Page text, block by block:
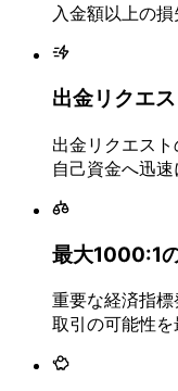
入金額以上の損
出金リクエ
出金リクエスト
自己資金へ迅速
最大1000:1
重要な経済指標
取引の可能性を